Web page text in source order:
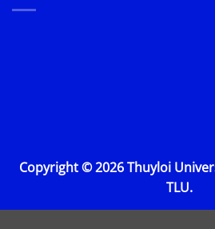
Copyright © 2026 Thuyloi
TLU.